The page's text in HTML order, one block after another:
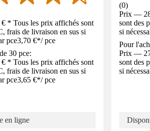
* Tous les prix affichés sont
frais de livraison en sus si
pce3,70 €*/ pce
30 pce:
* Tous les prix affichés sont
frais de livraison en sus si
pce3,65 €*/ pce
en ligne
(0)
Prix —
sont des
si
Pour
Prix —
sont des
si